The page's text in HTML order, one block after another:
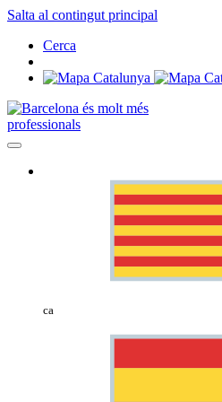
Salta al contingut principal
Cerca
professionals
ca